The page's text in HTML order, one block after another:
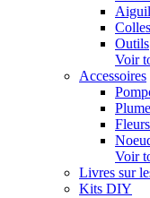
Colles
Outils
Voir
Accessoires
Voir
Livres sur
Kits DIY